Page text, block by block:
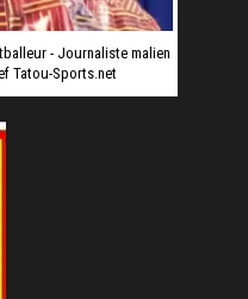
- Journaliste malien
Tatou-Sports.net